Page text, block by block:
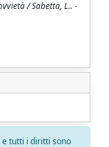
/ Sabetta, L.. -
e tutti i diritti sono